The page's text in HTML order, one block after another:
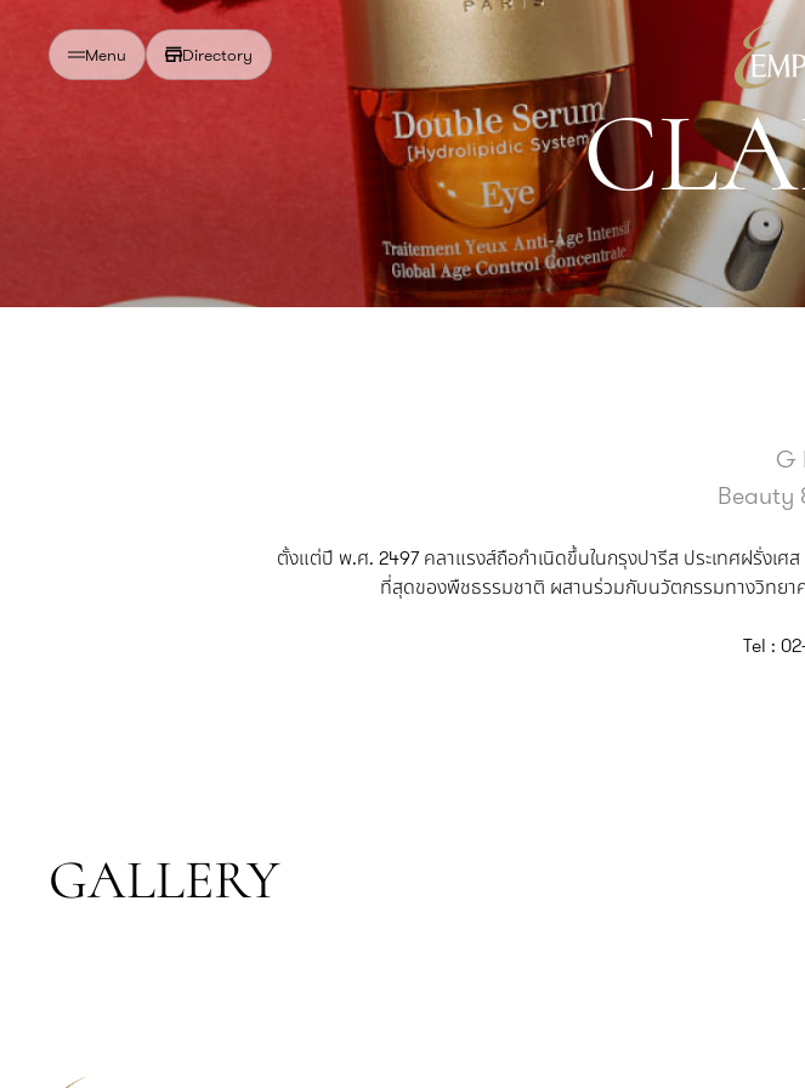
Menu Directory
CLA
G
Beauty
ตั้งแต่ปี พ.ศ. 2497 คลาแรงส์ถือกำเนิดขึ้นในกรุงปารีส ประเทศฝรั่ง
ที่สุดของพืชธรรมชาติ ผสานร่วมกับนวัตกรรมทางวิทยา
Tel :
GALLERY